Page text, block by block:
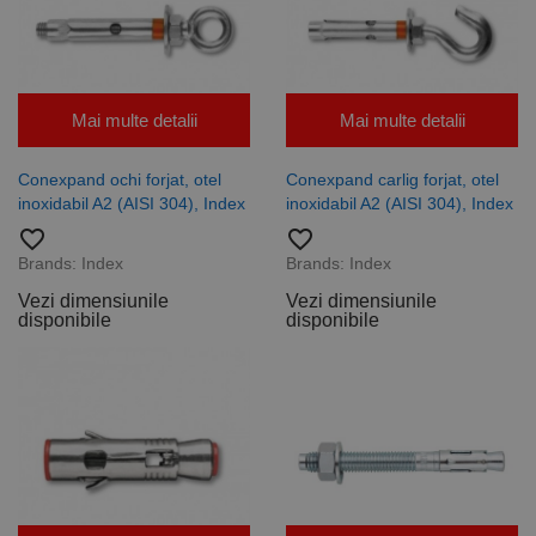
Mai multe detalii
Conexpand ochi forjat, otel
inoxidabil A2 (AISI 304), Index
favorite_border
Brands: Index
Vezi dimensiunile
disponibile
Mai multe detalii
Conexpand carlig forjat, otel
inoxidabil A2 (AISI 304), Index
favorite_border
Brands: Index
Vezi dimensiunile
disponibile
PHPSESSID
PHP.net
www.rocast.ro
65 ani 8
luni
Cookie
generat de
aplicații
identificator
utilizat pentru
menținerea
variabilelor de
menținerea
stării de
utilizator între
Privacy Policy